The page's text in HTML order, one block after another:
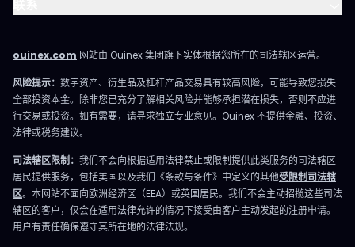
ouinex.com 网站由 Ouinex 集团旗下实体根据您所在的司法辖区运营。
风险提示： 数字资产、衍生品及杠杆产品交易具有较高风险，可能导致您损失
全部投资本金。除非您已充分了解相关风险并能够承担潜在损失，否则不应进
行交易或投资。如有需要，请寻求独立专业意见。Ouinex 不提供金融、投资、
法律或税务建议。
司法辖区限制： 我们不会向根据适用法律禁止或限制提供此类服务的司法辖区
居民提供服务，包括美国以及我们《条款与条件》中定义的其他受限制司法辖
区。本网站不面向欧洲经济区（EEA）或英国居民。我们不会主动招揽这些司法
辖区的客户，仅会在适用法律允许的情况下接受由客户主动发起的注册申请。
用户有责任确保遵守其所在地的法律法规。